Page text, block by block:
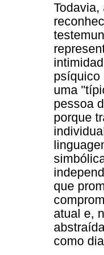
psíquico
uma
pessoa
porque
que
atual e,
como